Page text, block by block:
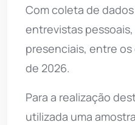
Com coleta de
entrevistas
presenciais, entre os
de 2026.
Para a realização
utilizada uma